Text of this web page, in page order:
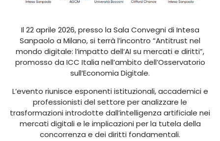
Il 22 aprile 2026, presso la Sala Convegni di Intesa
Sanpaolo a Milano, si terrà l’incontro “Antitrust nel
mondo digitale: l’impatto dell’AI su mercati e diritti”,
promosso da ICC Italia nell’ambito dell’Osservatorio
sull’Economia Digitale.
L’evento riunisce esponenti istituzionali, accademici e
professionisti del settore per analizzare le
trasformazioni introdotte dall’intelligenza artificiale nei
mercati digitali e le implicazioni per la tutela della
concorrenza e dei diritti fondamentali.